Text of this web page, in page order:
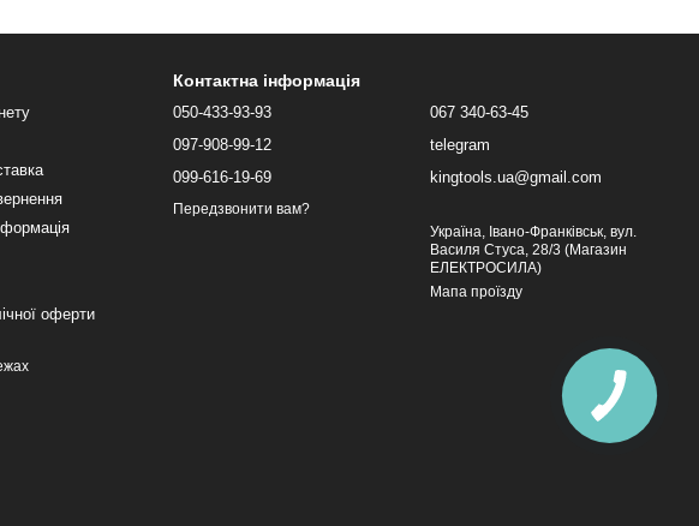
оферти
Контактна інформація
050-433-93-93
097-908-99-12
099-616-19-69
Передзвонити вам?
067 340-63-45
telegram
kingtools.ua@gmail.com
Україна, Івано-Франківськ, вул.
Василя Стуса, 28/3 (Магазин
ЕЛЕКТРОСИЛА)
Мапа проїзду